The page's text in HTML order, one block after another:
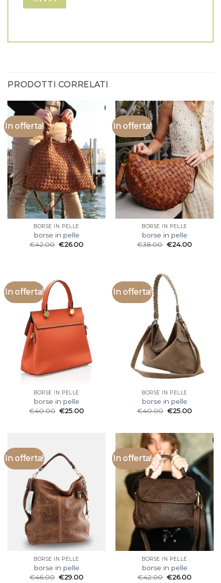
PRODOTTI CORRELATI
In offerta!
BORSE IN PELLE
borse in pelle
€42.00 €26.00
In offerta!
BORSE IN PELLE
borse in pelle
€38.00 €24.00
In offerta!
BORSE IN PELLE
borse in pelle
€40.00 €25.00
In offerta!
BORSE IN PELLE
borse in pelle
€40.00 €25.00
In offerta!
BORSE IN PELLE
borse in pelle
€46.00 €29.00
In offerta!
BORSE IN PELLE
borse in pelle
€42.00 €26.00